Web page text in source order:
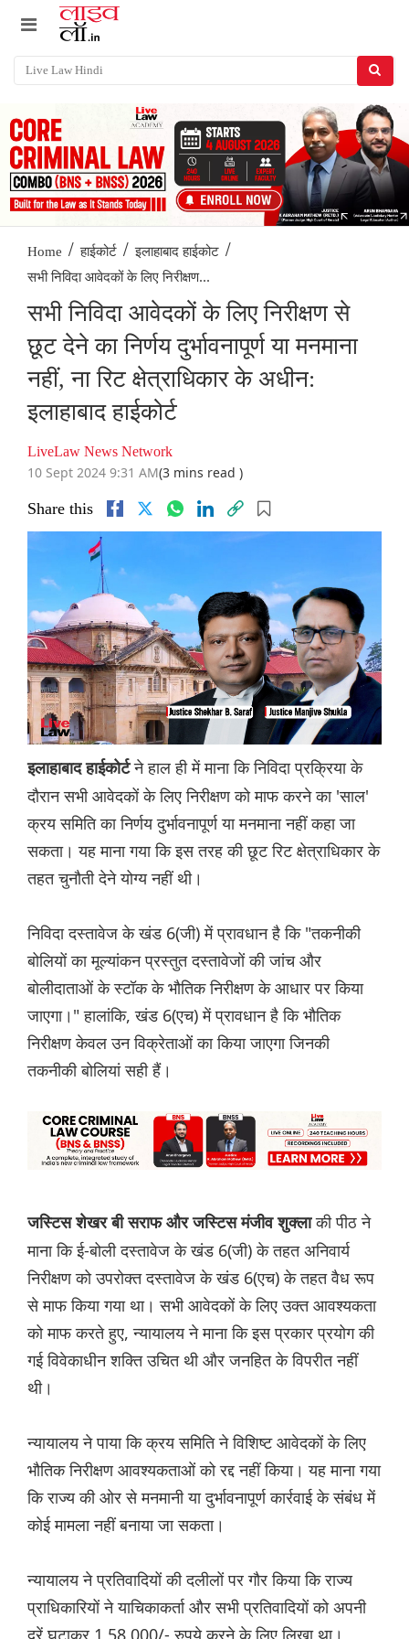
Home / हाईकोर्ट / इलाहाबाद हाईकोट /
सभी निविदा आवेदकों के लिए निरीक्षण...
सभी निविदा आवेदकों के लिए निरीक्षण से
छूट देने का निर्णय दुर्भावनापूर्ण या मनमाना
नहीं, ना रिट क्षेत्राधिकार के अधीन:
इलाहाबाद हाईकोर्ट
LiveLaw News Network
10 Sept 2024 9:31 AM(3 mins read )
Share this
इलाहाबाद हाईकोर्टने हाल ही में माना कि निविदा प्रक्रिया के
दौरान सभी आवेदकों के लिए निरीक्षण को माफ करने का 'साल'
क्रय समिति का निर्णय दुर्भावनापूर्ण या मनमाना नहीं कहा जा
सकता। यह माना गया कि इस तरह की छूट रिट क्षेत्राधिकार के
तहत चुनौती देने योग्य नहीं थी।
निविदा दस्तावेज के खंड 6(जी) में प्रावधान है कि "तकनीकी
बोलियों का मूल्यांकन प्रस्तुत दस्तावेजों की जांच और
बोलीदाताओं के स्टॉक के भौतिक निरीक्षण के आधार पर किया
जाएगा।" हालांकि, खंड 6(एच) में प्रावधान है कि भौतिक
निरीक्षण केवल उन विक्रेताओं का किया जाएगा जिनकी
तकनीकी बोलियां सही हैं।
जस्टिस शेखर बी सराफ और ज‌स्टिस मंजीव शुक्लाकी पीठ ने
माना कि ई-बोली दस्तावेज के खंड 6(जी) के तहत अनिवार्य
निरीक्षण को उपरोक्त दस्तावेज के खंड 6(एच) के तहत वैध रूप
से माफ किया गया था। सभी आवेदकों के लिए उक्त आवश्यकता
को माफ करते हुए, न्यायालय ने माना कि इस प्रकार प्रयोग की
गई विवेकाधीन शक्ति उचित थी और जनहित के विपरीत नहीं
थी।
न्यायालय ने पाया कि क्रय समिति ने विशिष्ट आवेदकों के लिए
भौतिक निरीक्षण आवश्यकताओं को रद्द नहीं किया। यह माना गया
कि राज्य की ओर से मनमानी या दुर्भावनापूर्ण कार्रवाई के संबंध में
कोई मामला नहीं बनाया जा सकता।
न्यायालय ने प्रतिवादियों की दलीलों पर गौर किया कि राज्य
प्राधिकारियों ने याचिकाकर्ता और सभी प्रतिवादियों को अपनी